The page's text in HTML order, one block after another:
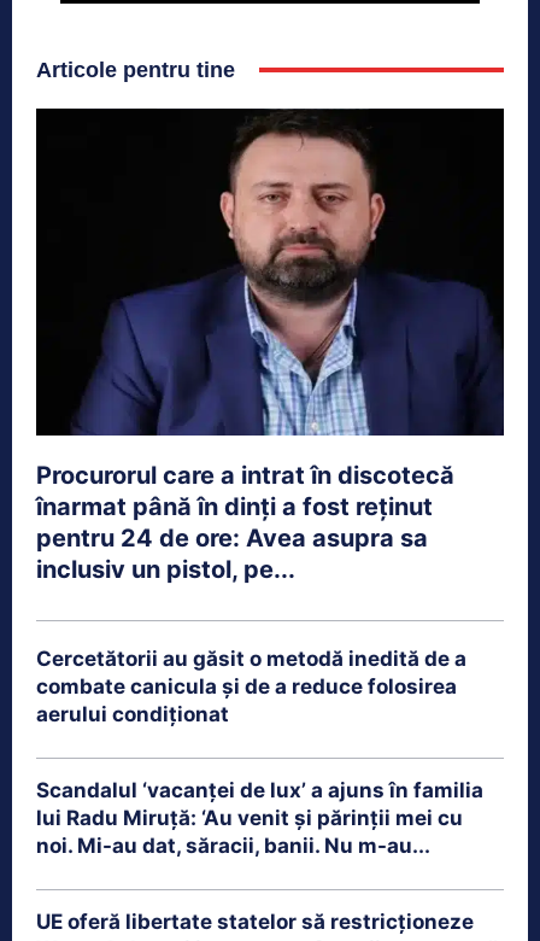
Articole pentru tine
Procurorul care a intrat în discotecă
înarmat până în dinți a fost reținut
pentru 24 de ore: Avea asupra sa
inclusiv un pistol, pe...
Cercetătorii au găsit o metodă inedită de a
combate canicula și de a reduce folosirea
aerului condiționat
Scandalul ‘vacanței de lux’ a ajuns în familia
lui Radu Miruță: ‘Au venit și părinții mei cu
noi. Mi-au dat, săracii, banii. Nu m-au...
UE oferă libertate statelor să restricționeze